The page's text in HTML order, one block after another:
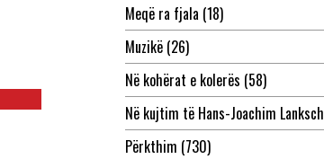
Meqë ra fjala (18)
Muzikë(26)
Në kohërat e kolerës (58)
Në kujtim të Hans-Joachim Lanksch
Përkthim (730)